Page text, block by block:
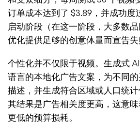
订单成本达到了 $3.89，并成功度
启动阶段（在这一阶段，大多数
优化提供足够的创意体量而宣告失
个性化并不仅限于视频。生成式
语言的本地化广告文案，为不同
描述，并生成符合区域或人口统计
其结果是广告相关度更高，这意
更低的预算损耗。